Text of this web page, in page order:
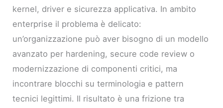
kernel, driver e sicurezza applicativa. In ambito
enterprise il problema è delicato:
un’organizzazione può aver bisogno di un modello
avanzato per hardening, secure code review o
modernizzazione di componenti critici, ma
incontrare blocchi su terminologia e pattern
tecnici legittimi. Il risultato è una frizione tra